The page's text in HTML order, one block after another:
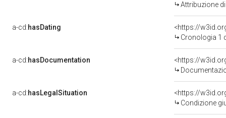
Attribuzione
a-cd:hasDating
<https://
Cronologia 1
a-cd:hasDocumentation
a-cd:hasLegalSituation
Condizione